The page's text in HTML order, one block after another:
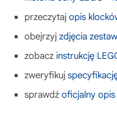
przeczytaj opis
obejrzyj zdjęcia
zobacz instrukcję
zweryfikuj
sprawdź oficjalny opis